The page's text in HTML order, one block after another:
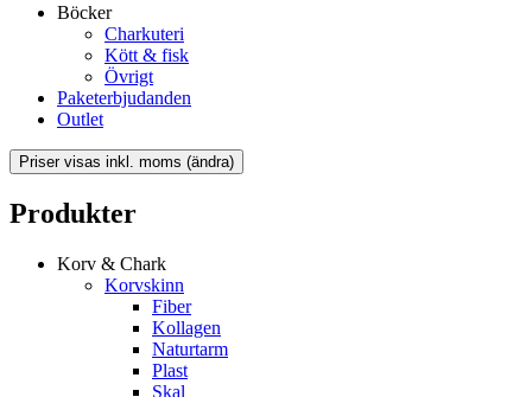
Böcker
Charkuteri
Kött & fisk
Övrigt
Paketerbjudanden
Outlet
Produkter
Korv & Chark
Korvskinn
Fiber
Kollagen
Naturtarm
Plast
Skal